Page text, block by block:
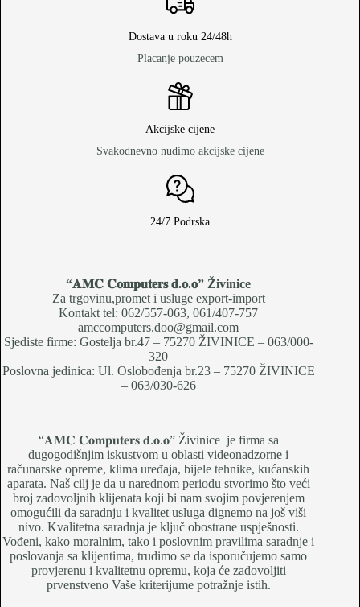
Dostava u roku 24/48h
Placanje pouzecem
Akcijske cijene
Svakodnevno nudimo akcijske cijene
24/7 Podrska
“𝐀𝐌𝐂 𝐂𝐨𝐦𝐩𝐮𝐭𝐞𝐫𝐬 𝐝.𝐨.𝐨” Živinice
Za trgovinu,promet i usluge export-import
Kontakt tel: 062/557-063, 061/407-757
amccomputers.doo@gmail.com
Sjediste firme: Gostelja br.47 – 75270 ŽIVINICE – 063/000-
320
Poslovna jedinica: Ul. Oslobođenja br.23 – 75270 ŽIVINICE
– 063/030-626
“𝐀𝐌𝐂 𝐂𝐨𝐦𝐩𝐮𝐭𝐞𝐫𝐬 𝐝.𝐨.𝐨” Živinice je firma sa
dugogodišnjim iskustvom u oblasti videonadzorne i
računarske opreme, klima uređaja, bijele tehnike, kućanskih
aparata. Naš cilj je da u narednom periodu stvorimo što veći
broj zadovoljnih klijenata koji bi nam svojim povjerenjem
omogućili da saradnju i kvalitet usluga dignemo na još viši
nivo. Kvalitetna saradnja je ključ obostrane uspješnosti.
Vođeni, kako moralnim, tako i poslovnim pravilima saradnje i
poslovanja sa klijentima, trudimo se da isporučujemo samo
provjerenu i kvalitetnu opremu, koja će zadovoljiti
prvenstveno Vaše kriterijume potražnje istih.